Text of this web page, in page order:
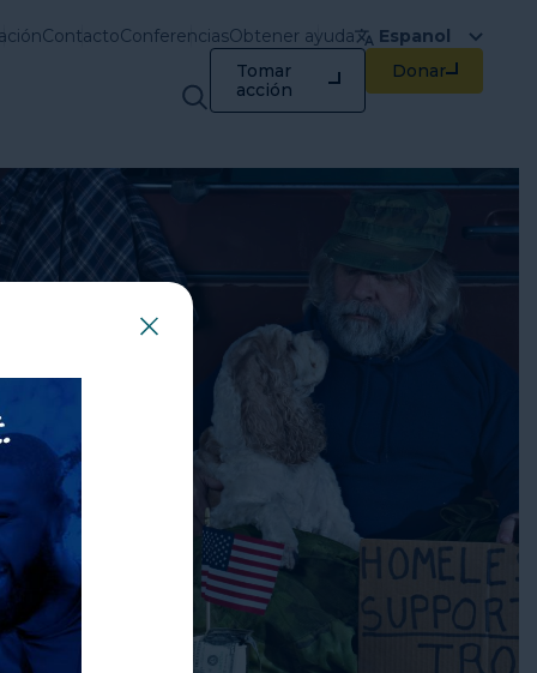
ContactoConferenciasObtener ayuda
Espanol
Tomar
acción
Donar